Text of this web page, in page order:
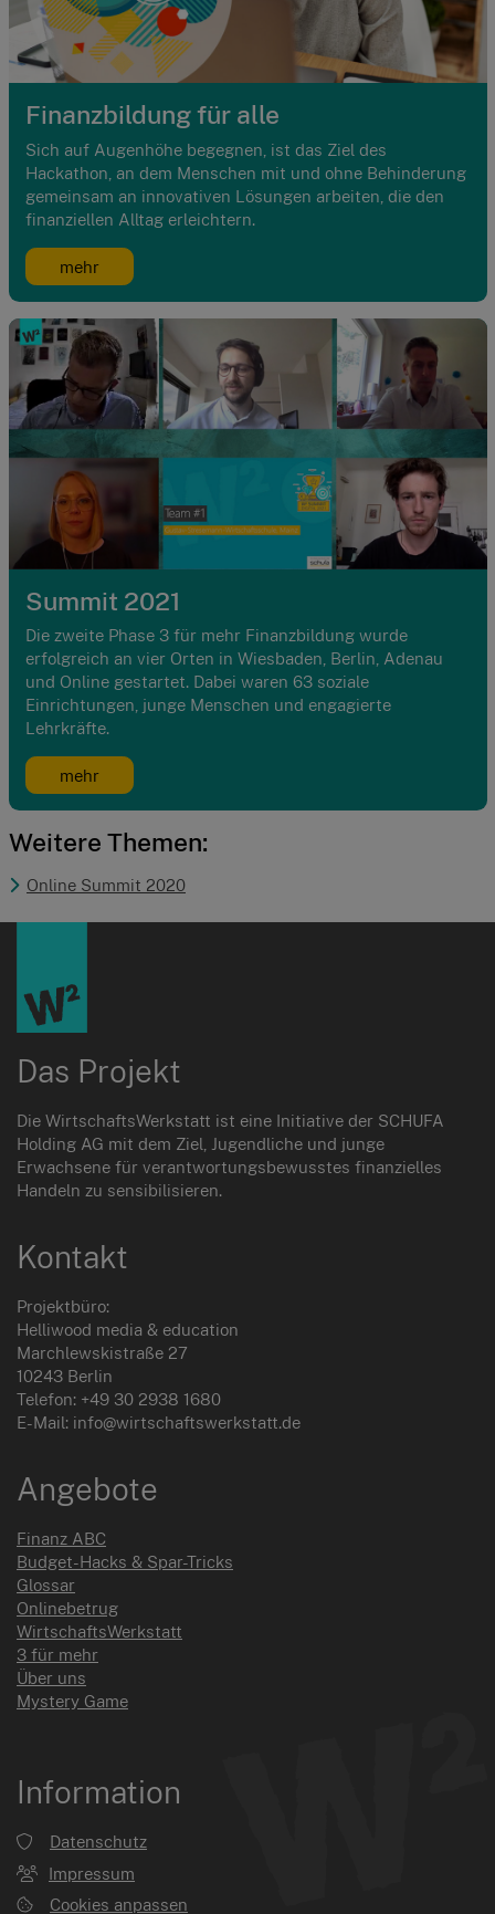
Finanzbildung für alle
Sich auf Augenhöhe begegnen, ist das Ziel des
Hackathon, an dem Menschen mit und ohne Behinderung
gemeinsam an innovativen Lösungen arbeiten, die den
finanziellen Alltag erleichtern.
mehr
Summit 2021
Die zweite Phase 3 für mehr Finanzbildung wurde
erfolgreich an vier Orten in Wiesbaden, Berlin, Adenau
und Online gestartet. Dabei waren 63 soziale
Einrichtungen, junge Menschen und engagierte
Lehrkräfte.
mehr
Weitere Themen:
Online Summit 2020
Das Projekt
Die WirtschaftsWerkstatt ist eine Initiative der SCHUFA
Holding AG mit dem Ziel, Jugendliche und junge
Erwachsene für verantwortungsbewusstes finanzielles
Handeln zu sensibilisieren.
Kontakt
Projektbüro:
Helliwood media & education
Marchlewskistraße 27
10243 Berlin
Telefon: +49 30 2938 1680
E-Mail: info@wirtschaftswerkstatt.de
Angebote
Finanz ABC
Budget-Hacks & Spar-Tricks
Glossar
Onlinebetrug
WirtschaftsWerkstatt
3 für mehr
Über uns
Mystery Game
Information
Datenschutz
Impressum
Cookies anpassen